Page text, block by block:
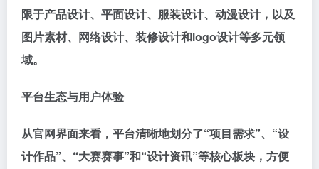
限于产品设计、平面设计、服装设计、动漫设计，以及
图片素材、网络设计、装修设计和logo设计等多元领
域。
平台生态与用户体验
从官网界面来看，平台清晰地划分了“项目需求”、“设
计作品”、“大赛赛事”和“设计资讯”等核心板块，方便